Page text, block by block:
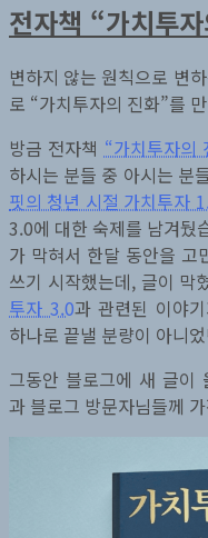
전자책 “가치투
변하지 않는 원칙으로 변
로 “가치투자의 진화”를
방금 전자책 “가치투자의
하시는 분들 중 아시는 분
핏의 청년 시절 가치투자
3.0에 대한 숙제를 남겨뒀
가 막혀서 한달 동안을 고
쓰기 시작했는데, 글이 막
투자 3.0과 관련된 이야
하나로 끝낼 분량이 아니
그동안 블로그에 새 글이
과 블로그 방문자님들께